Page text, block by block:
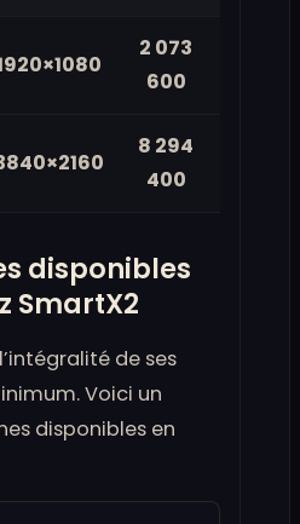
2 073
600
8 294
400
disponibles
SmartX2
de ses
Voici un
disponibles en